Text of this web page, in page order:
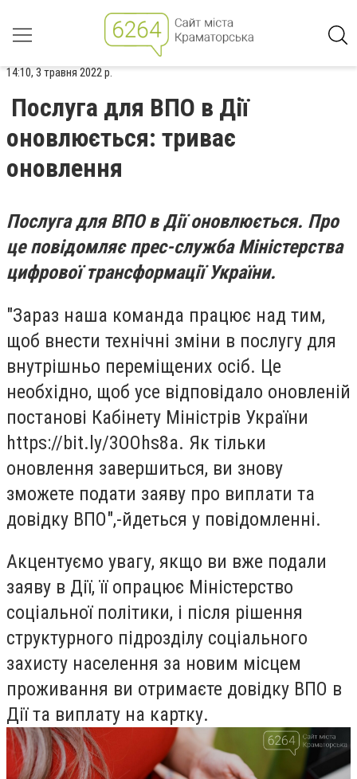
14:10, 3 травня 2022 р.
Послуга для ВПО в Дії
оновлюється: триває
оновлення
Послуга для ВПО в Дії оновлюється. Про
це повідомляє прес-служба Міністерства
цифрової трансформації України.
"Зараз наша команда працює над тим,
щоб внести технічні зміни в послугу для
внутрішньо переміщених осіб. Це
необхідно, щоб усе відповідало оновленій
постанові Кабінету Міністрів України
https://bit.ly/3OOhs8a. Як тільки
оновлення завершиться, ви знову
зможете подати заяву про виплати та
довідку ВПО",-йдеться у повідомленні.
Акцентуємо увагу, якщо ви вже подали
заяву в Дії, її опрацює Міністерство
соціальної політики, і після рішення
структурного підрозділу соціального
захисту населення за новим місцем
проживання ви отримаєте довідку ВПО в
Дії та виплату на картку.